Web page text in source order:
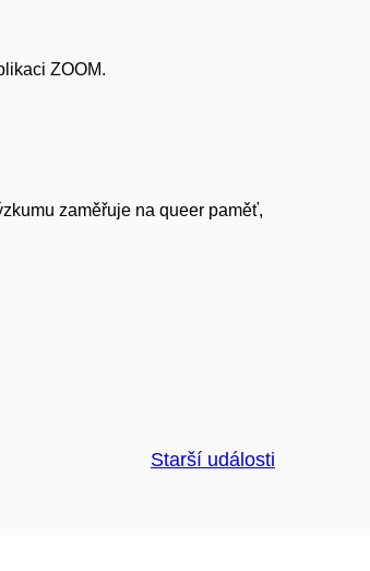
ZOOM.
zaměřuje na queer paměť,
Starší události